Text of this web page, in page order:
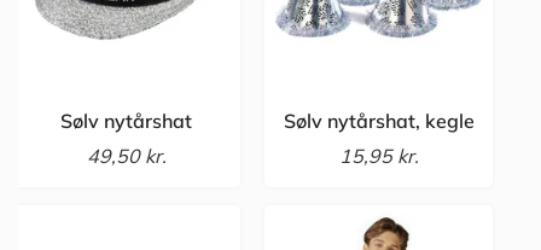
Sølv nytårshat
49,50 kr.
Sølv nytårshat, kegle
15,95 kr.